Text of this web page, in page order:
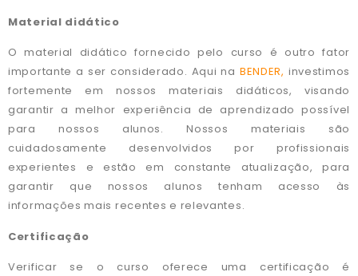
Material didático
O material didático fornecido pelo curso é outro fator
importante a ser considerado. Aqui na BENDER, investimos
fortemente em nossos materiais didáticos, visando
garantir a melhor experiência de aprendizado possível
para nossos alunos. Nossos materiais são
cuidadosamente desenvolvidos por profissionais
experientes e estão em constante atualização, para
garantir que nossos alunos tenham acesso às
informações mais recentes e relevantes.
Certificação
Verificar se o curso oferece uma certificação é